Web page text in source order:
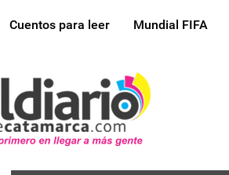
Cuentos para leer Mundial FIFA